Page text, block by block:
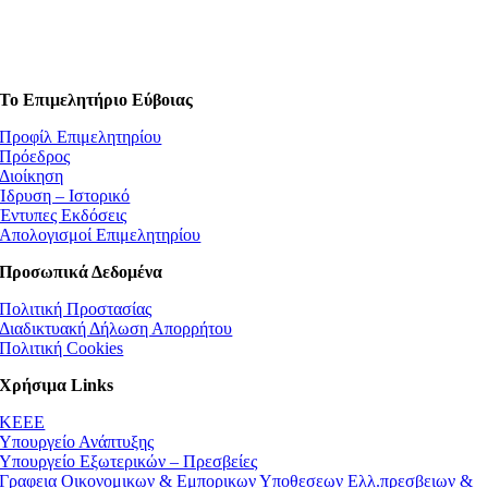
Το Επιμελητήριο Εύβοιας
Προφίλ Επιμελητηρίου
Πρόεδρος
Διοίκηση
Ίδρυση – Ιστορικό
Έντυπες Εκδόσεις
Απολογισμοί Επιμελητηρίου
Προσωπικά Δεδομένα
Πολιτική Προστασίας
Διαδικτυακή Δήλωση Απορρήτου
Πολιτική Cookies
Χρήσιμα Links
ΚEEE
Υπουργείο Ανάπτυξης
Υπουργείο Εξωτερικών – Πρεσβείες
Γραφεια Οικονομικων & Εμπορικων Υποθεσεων Ελλ.πρεσβειων &